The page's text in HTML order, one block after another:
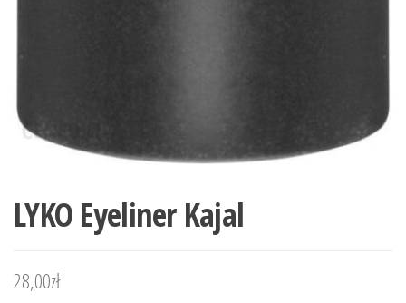
LYKO Eyeliner Kajal
28,00zł